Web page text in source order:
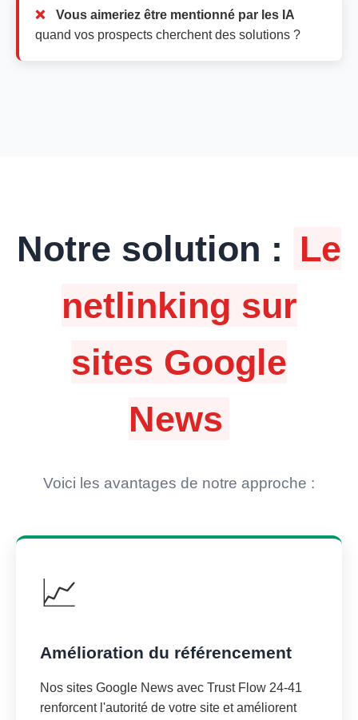
Vous aimeriez être mentionné par les IA
quand vos prospects cherchent des solutions ?
Notre solution : Le
netlinking sur
sites Google
News
Voici les avantages de notre approche :
📈
Amélioration du référencement
Nos sites Google News avec Trust Flow 24-41
renforcent l'autorité de votre site et améliorent